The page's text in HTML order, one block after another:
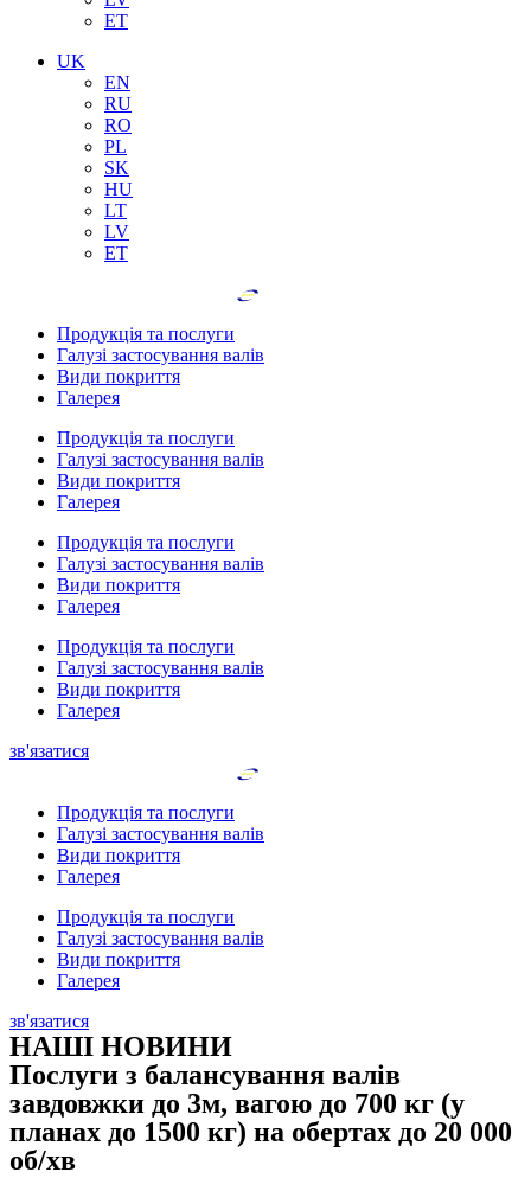
ET
UK
EN
RU
RO
PL
SK
HU
LT
LV
ET
Продукція та послуги
Галузі застосування валів
Види покриття
Галерея
Продукція та послуги
Галузі застосування валів
Види покриття
Галерея
Продукція та послуги
Галузі застосування валів
Види покриття
Галерея
Продукція та послуги
Галузі застосування валів
Види покриття
Галерея
зв'язатися
Продукція та послуги
Галузі застосування валів
Види покриття
Галерея
Продукція та послуги
Галузі застосування валів
Види покриття
Галерея
зв'язатися
НАШІ НОВИНИ
Послуги з балансування валів
завдовжки до 3м, вагою до 700 кг (у
планах до 1500 кг) на обертах до 20 000
об/хв